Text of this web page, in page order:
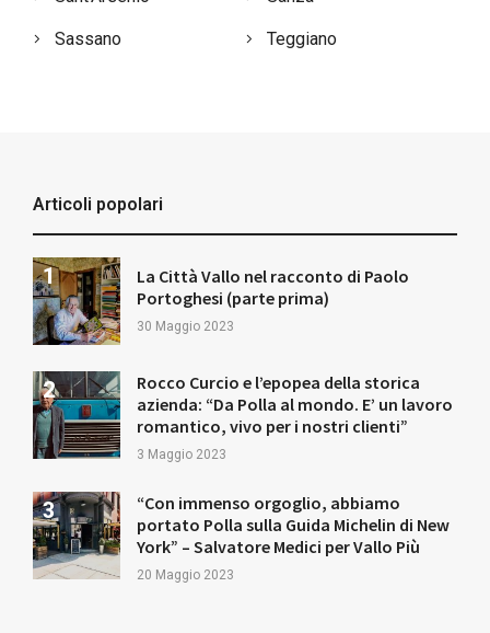
Sassano Teggiano
Articoli popolari
La Città Vallo nel racconto di Paolo
Portoghesi (parte prima)
30 Maggio 2023
Rocco Curcio e l’epopea della storica
azienda: “Da Polla al mondo. E’ un lavoro
romantico, vivo per i nostri clienti”
3 Maggio 2023
“Con immenso orgoglio, abbiamo
portato Polla sulla Guida Michelin di New
York” – Salvatore Medici per Vallo Più
20 Maggio 2023